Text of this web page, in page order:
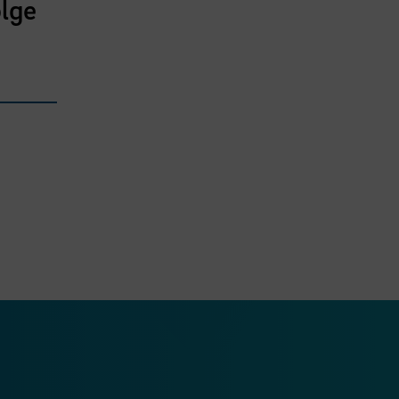
Seite
Xing Seite
unserer LinkedIn Seite